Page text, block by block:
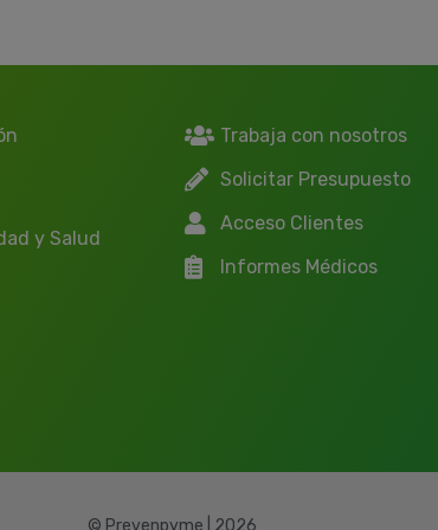
y Salud
Trabaja con nosotros
Solicitar Presupuesto
Acceso Clientes
Informes Médicos
© Prevenpyme | 2026